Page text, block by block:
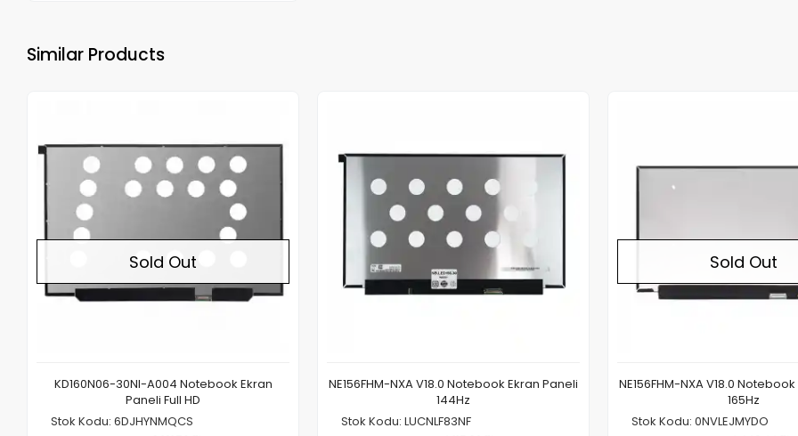
Similar Products
Sold Out
KD160N06-30NI-A004 Notebook Ekran
Paneli Full HD
Stok Kodu: 6DJHYNMQCS
NE156FHM-NXA V18.0 Notebook Ekran Paneli
144Hz
Stok Kodu: LUCNLF83NF
Sold Out
NE156FHM-NXA V18.0
165Hz
Stok Kodu: 0NVLEJMYDO